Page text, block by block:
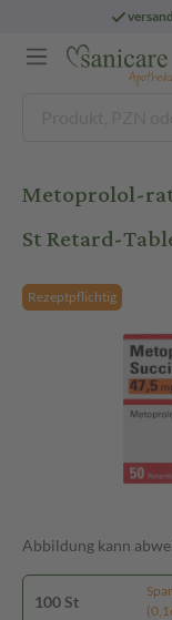
Metoprolol-
St Retard-
Rezeptpflichtig
Abbildung kann
100 St